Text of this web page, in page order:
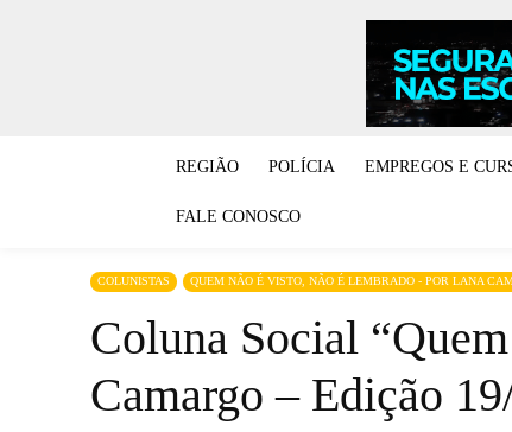
REGIÃO POLÍCIA EMPREGOS E
FALE CONOSCO
COLUNISTAS QUEM NÃO É VISTO, NÃO É LEMBRADO - POR LANA
Coluna Social
Camargo – Edição